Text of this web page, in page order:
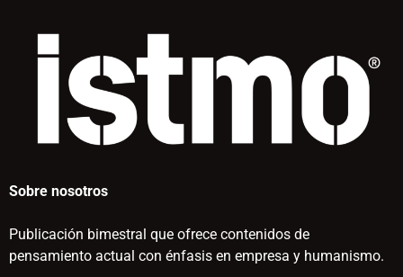
Sobre nosotros
Publicación bimestral que ofrece contenidos de
pensamiento actual con énfasis en empresa y humanismo.